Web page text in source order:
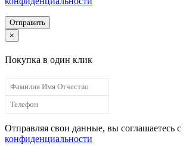
Отправить
×
Покупка в один клик
Отправляя свои данные, вы соглашаетесь с
конфиденциальности